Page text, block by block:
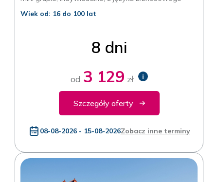
Wiek od: 16 do 100 lat
8 dni
od 3 129 zł i
Szczegóły oferty
08-08-2026 - 15-08-2026Zobacz inne terminy